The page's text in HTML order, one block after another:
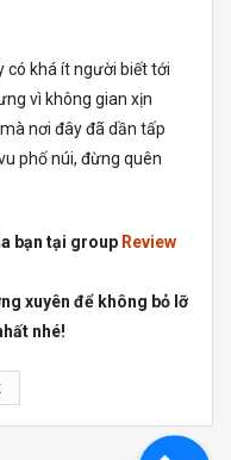
có khá ít người biết tới
vì không gian xịn
nơi đây đã dần tấp
phố núi, đừng quên
bạn tại group Review
xuyên để không bỏ lỡ
nhé!